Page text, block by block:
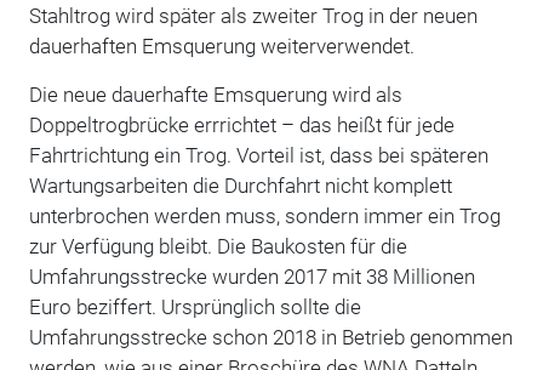
Stahltrog wird später als zweiter Trog in der neuen
dauerhaften Emsquerung weiterverwendet.
Die neue dauerhafte Emsquerung wird als
Doppeltrogbrücke errrichtet – das heißt für jede
Fahrtrichtung ein Trog. Vorteil ist, dass bei späteren
Wartungsarbeiten die Durchfahrt nicht komplett
unterbrochen werden muss, sondern immer ein Trog
zur Verfügung bleibt. Die Baukosten für die
Umfahrungsstrecke wurden 2017 mit 38 Millionen
Euro beziffert. Ursprünglich sollte die
Umfahrungsstrecke schon 2018 in Betrieb genommen